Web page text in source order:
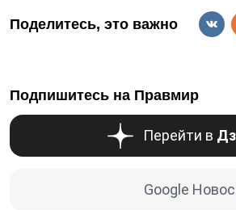
Поделитесь, это важно
Подпишитесь на Правмир
Перейти в
Google